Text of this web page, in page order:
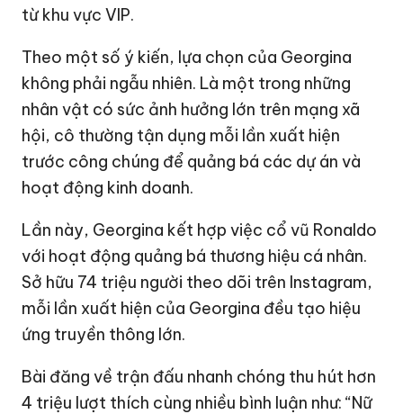
từ khu vực VIP.
Theo một số ý kiến, lựa chọn của Georgina
không phải ngẫu nhiên. Là một trong những
nhân vật có sức ảnh hưởng lớn trên mạng xã
hội, cô thường tận dụng mỗi lần xuất hiện
trước công chúng để quảng bá các dự án và
hoạt động kinh doanh.
Lần này, Georgina kết hợp việc cổ vũ Ronaldo
với hoạt động quảng bá thương hiệu cá nhân.
Sở hữu 74 triệu người theo dõi trên Instagram,
mỗi lần xuất hiện của Georgina đều tạo hiệu
ứng truyền thông lớn.
Bài đăng về trận đấu nhanh chóng thu hút hơn
4 triệu lượt thích cùng nhiều bình luận như: “Nữ